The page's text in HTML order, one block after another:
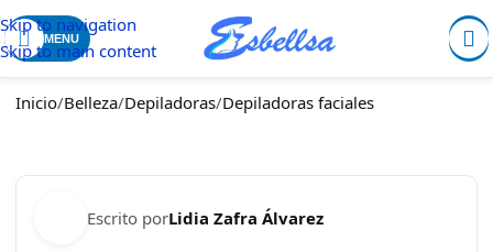
Skip to navigation
Skip to main content
MENU
Inicio/Belleza/Depiladoras/Depiladoras faciales
Escrito porLidia Zafra Álvarez